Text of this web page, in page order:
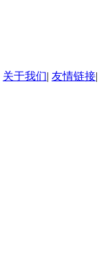
关于我们| 友情链接|